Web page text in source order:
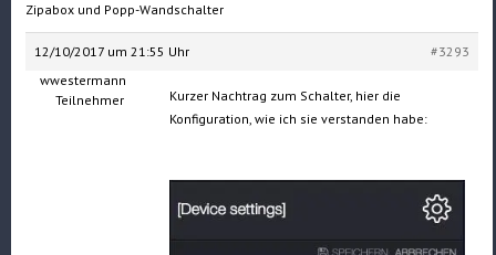
Zipabox und Popp-Wandschalter
12/10/2017 um 21:55 Uhr
#3293
wwestermann
Teilnehmer
Kurzer Nachtrag zum Schalter, hier die
Konfiguration, wie ich sie verstanden habe: